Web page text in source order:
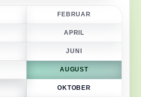
FEBRUAR
APRIL
JUNI
AUGUST
OKTOBER